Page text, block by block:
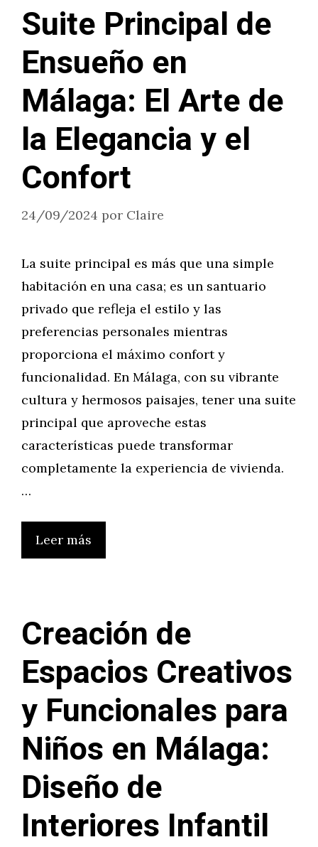
Suite Principal de
Ensueño en
Málaga: El Arte de
la Elegancia y el
Confort
24/09/2024 por Claire
La suite principal es más que una simple
habitación en una casa; es un santuario
privado que refleja el estilo y las
preferencias personales mientras
proporciona el máximo confort y
funcionalidad. En Málaga, con su vibrante
cultura y hermosos paisajes, tener una suite
principal que aproveche estas
características puede transformar
completamente la experiencia de vivienda.
…
Leer más
Creación de
Espacios Creativos
y Funcionales para
Niños en Málaga:
Diseño de
Interiores Infantil